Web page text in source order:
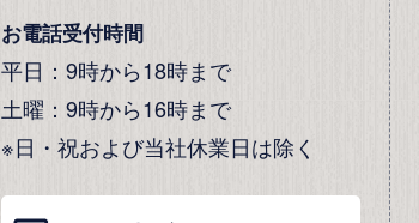
お電話受付時間
平日：9時から18時まで
土曜：9時から16時まで
※日・祝および当社休業日は除く